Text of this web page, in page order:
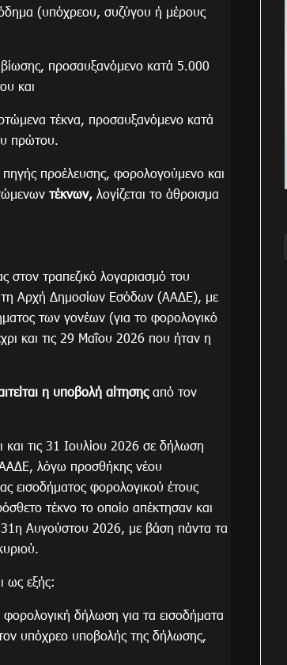
(υπόχρεου, συζύγου ή μέρους
προσαυξανόμενο κατά 5.000
και
τέκνα, προσαυξανόμενο κατά
πρώτου.
πηγής προέλευσης, φορολογούμενο και
τέκνων, λογίζεται το άθροισμα
στον τραπεζικό λογαριασμό του
Αρχή Δημοσίων Εσόδων (ΑΑΔΕ), με
των γονέων (για το φορολογικό
και τις 29 Μαΐου 2026 που ήταν η
η υποβολή αίτησηςαπό τον
τις 31 Ιουλίου 2026 σε δήλωση
λόγω προσθήκης νέου
εισοδήματος φορολογικού έτους
τέκνο το οποίο απέκτησαν και
Αυγούστου 2026, με βάση πάντα τα
ως εξής:
φορολογική δήλωση για τα εισοδήματα
υπόχρεο υποβολής της δήλωσης,